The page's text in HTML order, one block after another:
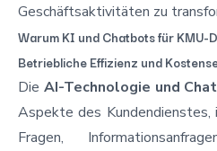
Geschäftsaktivitäten zu
Warum KI und Chatbots für KMU-
Betriebliche Effizienz und
Die AI-Technologie und
Aspekte des
Fragen,